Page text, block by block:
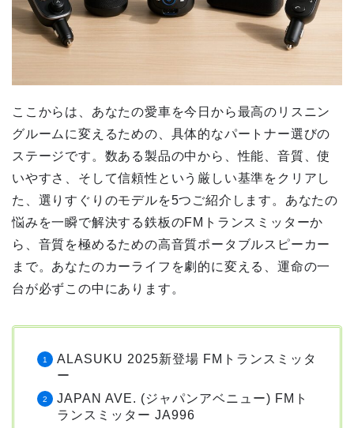
ここからは、あなたの愛車を今日から最高のリスニン
グルームに変えるための、具体的なパートナー選びの
ステージです。数ある製品の中から、性能、音質、使
いやすさ、そして信頼性という厳しい基準をクリアし
た、選りすぐりのモデルを5つご紹介します。あなたの
悩みを一瞬で解決する鉄板のFMトランスミッターか
ら、音質を極めるための高音質ポータブルスピーカー
まで。あなたのカーライフを劇的に変える、運命の一
台が必ずこの中にあります。
ALASUKU 2025新登場 FMトランスミッタ
ー
JAPAN AVE. (ジャパンアベニュー) FMト
ランスミッター JA996